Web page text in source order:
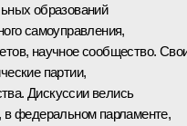
образований
самоуправления,
научное сообщество.
партии,
Дискуссии велись
в федеральном парламенте,